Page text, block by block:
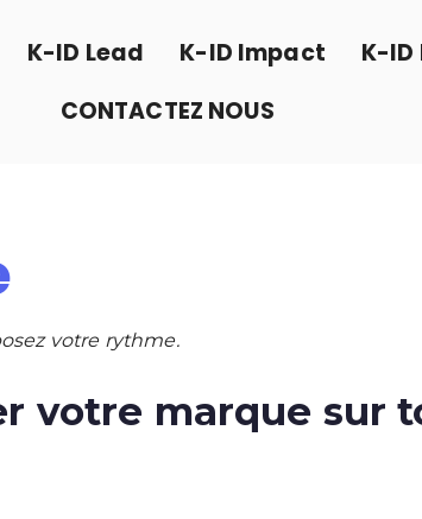
K-ID Lead K-ID Impact K-
CONTACTEZ NOUS
votre rythme.
votre marque sur